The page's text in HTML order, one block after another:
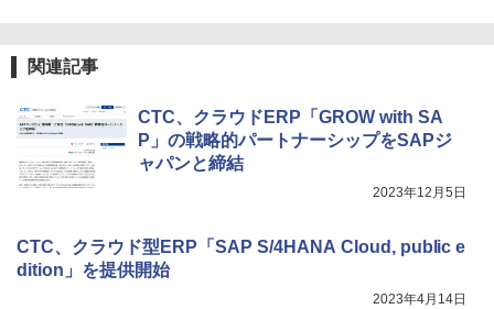
関連記事
CTC、クラウドERP「GROW with SA
P」の戦略的パートナーシップをSAPジ
ャパンと締結
2023年12月5日
CTC、クラウド型ERP「SAP S/4HANA Cloud, public e
dition」を提供開始
2023年4月14日